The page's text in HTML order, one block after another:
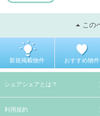
この
新規掲載物件 おすすめ物件
シェアシェアとは？
利用規約